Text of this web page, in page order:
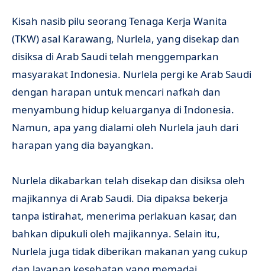
Kisah nasib pilu seorang Tenaga Kerja Wanita
(TKW) asal Karawang, Nurlela, yang disekap dan
disiksa di Arab Saudi telah menggemparkan
masyarakat Indonesia. Nurlela pergi ke Arab Saudi
dengan harapan untuk mencari nafkah dan
menyambung hidup keluarganya di Indonesia.
Namun, apa yang dialami oleh Nurlela jauh dari
harapan yang dia bayangkan.
Nurlela dikabarkan telah disekap dan disiksa oleh
majikannya di Arab Saudi. Dia dipaksa bekerja
tanpa istirahat, menerima perlakuan kasar, dan
bahkan dipukuli oleh majikannya. Selain itu,
Nurlela juga tidak diberikan makanan yang cukup